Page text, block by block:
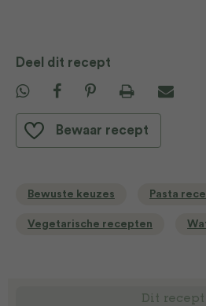
Deel dit recept
Bewaar recept
Bewuste keuzes Pasta
Vegetarische recepten
Dit